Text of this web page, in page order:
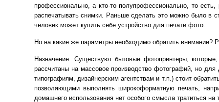
профессионально, а кто-то полупрофессионально, то
распечатывать снимки. Раньше сделать это можно было в
человек может купить себе устройство для печати фото.
Но на какие же параметры необходимо обратить внимание?
Назначение. Существуют бытовые фотопринтеры,
рассчитаны на массовое производство фотографий, но
типографиям, дизайнерским агентствам и т.п.) стоит
позволяющими выполнять широкоформатную печать,
домашнего использования нет особого смысла тратиться на